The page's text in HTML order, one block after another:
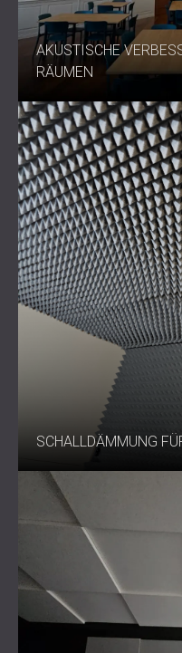
AKUSTISCHE
RÄUMEN
SCHALLDÄMMUNG